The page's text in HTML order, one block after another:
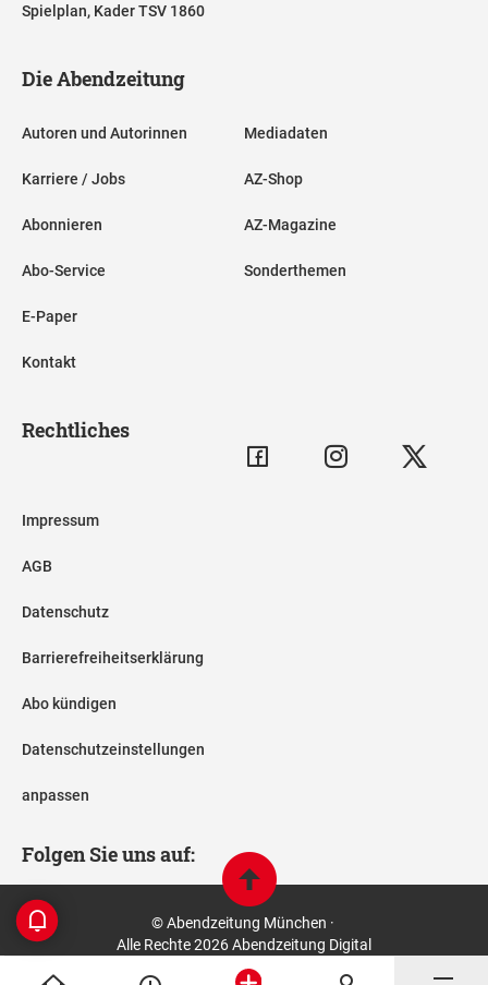
Spielplan, Kader TSV 1860
Die Abendzeitung
Autoren und Autorinnen
Karriere / Jobs
Abonnieren
Abo-Service
E-Paper
Kontakt
Mediadaten
AZ-Shop
AZ-Magazine
Sonderthemen
Rechtliches
Impressum
AGB
Datenschutz
Barrierefreiheitserklärung
Abo kündigen
Datenschutzeinstellungen
anpassen
Folgen Sie uns auf:
© Abendzeitung München ·
Alle Rechte 2026 Abendzeitung Digital